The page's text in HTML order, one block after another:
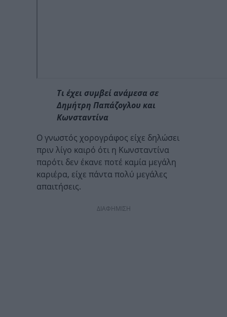
Τι έχει συμβεί ανάμεσα σε
Δημήτρη Παπάζογλου και
Κωνσταντίνα
Ο γνωστός χορογράφος είχε δηλώσει
πριν λίγο καιρό ότι η Κωνσταντίνα
παρότι δεν έκανε ποτέ καμία μεγάλη
καριέρα, είχε πάντα πολύ μεγάλες
απαιτήσεις.
ΔΙΑΦΗΜΙΣΗ